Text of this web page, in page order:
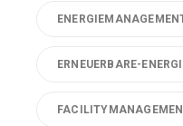
ERNEUERBARE-